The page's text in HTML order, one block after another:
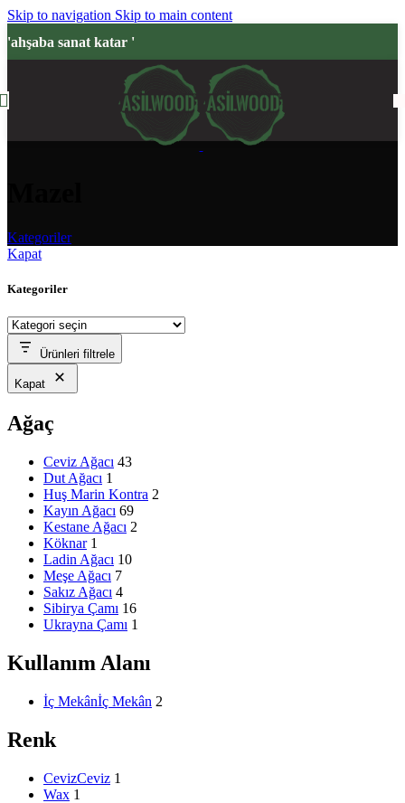
Skip to navigation Skip to main content
'ahşaba sanat katar '
Kategoriler
Kapat
Kategoriler
Ürünleri filtrele
Kapat
Ağaç
Ceviz Ağacı 43
Dut Ağacı 1
Huş Marin Kontra 2
Kayın Ağacı 69
Kestane Ağacı 2
Köknar 1
Ladin Ağacı 10
Meşe Ağacı 7
Sakız Ağacı 4
Sibirya Çamı 16
Ukrayna Çamı 1
Kullanım Alanı
İç Mekânİç Mekân 2
Renk
CevizCeviz 1
Wax 1